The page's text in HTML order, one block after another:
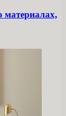
материалах,